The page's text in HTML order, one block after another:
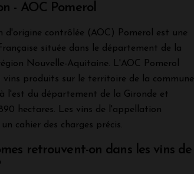
- AOC Pomerol
d'origine contrôlée (AOC) Pomerol est une
située dans le département de la
Nouvelle-Aquitaine. L'AOC Pomerol
vins produits sur le territoire de la commune
l'est du département de la Gironde et
hectares. Les vins de l'appellation
cahier des charges précis.
retrouvent-on dans les vins de